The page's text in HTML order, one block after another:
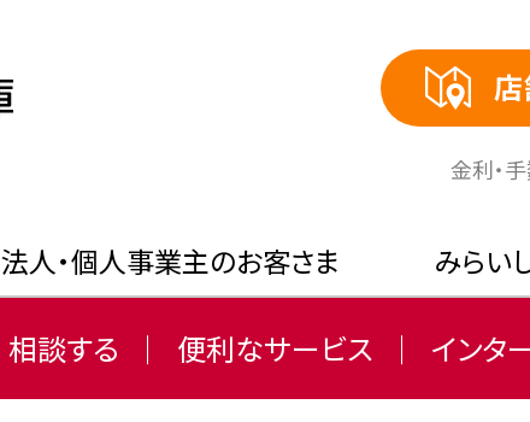
相談する 便利なサービス インタ
法人・個人事業主のお客さま みらい
⾦利・